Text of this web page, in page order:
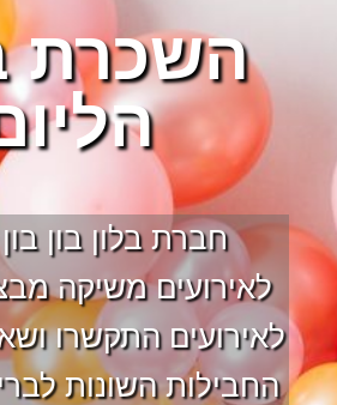
השכרת
חברת בלון בון
לאירועים משיקה
לאירועים התקשרו
החבילות השונות